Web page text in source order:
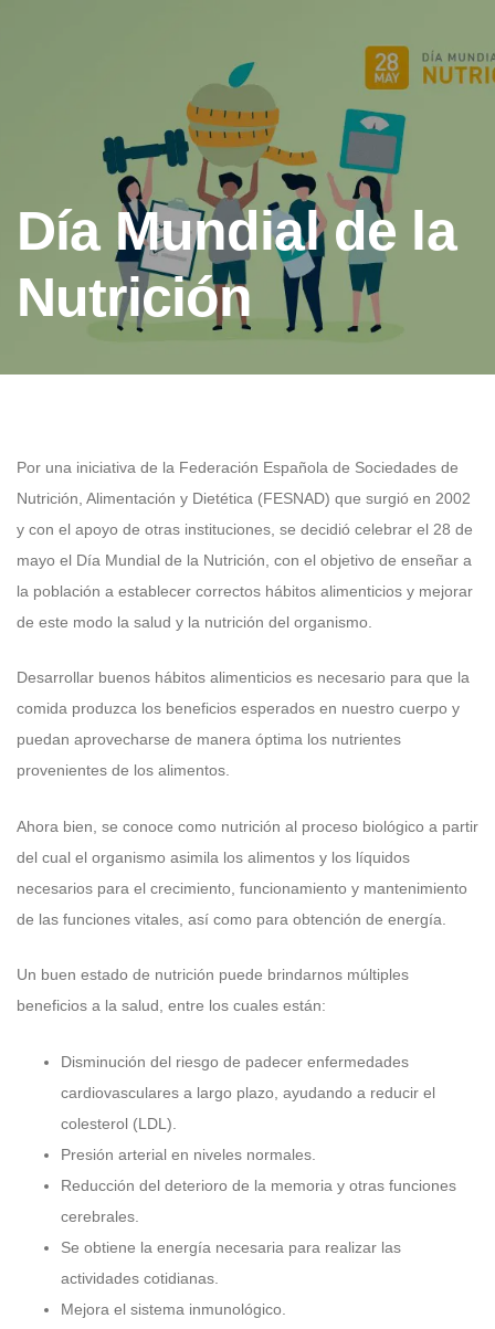
Día Mundial de la
Nutrición
Por una iniciativa de la Federación Española de Sociedades de
Nutrición, Alimentación y Dietética (FESNAD) que surgió en 2002
y con el apoyo de otras instituciones, se decidió celebrar el 28 de
mayo el Día Mundial de la Nutrición, con el objetivo de enseñar a
la población a establecer correctos hábitos alimenticios y mejorar
de este modo la salud y la nutrición del organismo.
Desarrollar buenos hábitos alimenticios es necesario para que la
comida produzca los beneficios esperados en nuestro cuerpo y
puedan aprovecharse de manera óptima los nutrientes
provenientes de los alimentos.
Ahora bien, se conoce como nutrición al proceso biológico a partir
del cual el organismo asimila los alimentos y los líquidos
necesarios para el crecimiento, funcionamiento y mantenimiento
de las funciones vitales, así como para obtención de energía.
Un buen estado de nutrición puede brindarnos múltiples
beneficios a la salud, entre los cuales están:
Disminución del riesgo de padecer enfermedades
cardiovasculares a largo plazo, ayudando a reducir el
colesterol (LDL).
Presión arterial en niveles normales.
Reducción del deterioro de la memoria y otras funciones
cerebrales.
Se obtiene la energía necesaria para realizar las
actividades cotidianas.
Mejora el sistema inmunológico.